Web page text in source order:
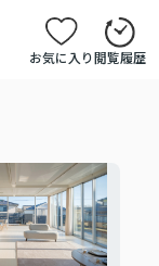
お気に入り閲覧履歴